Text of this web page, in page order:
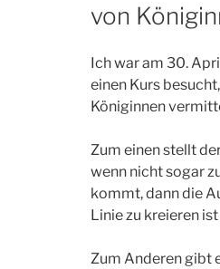
von
Ich war am 30.
einen Kurs
Königinnen
Zum einen stellt
wenn nicht sogar
kommt, dann die
Linie zu kreieren
Zum Anderen gibt